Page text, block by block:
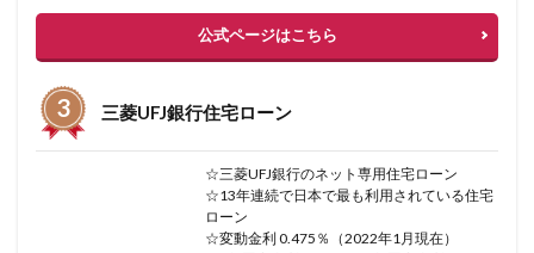
公式ページはこちら
三菱UFJ銀行住宅ローン
☆三菱UFJ銀行のネット専用住宅ローン
☆13年連続で日本で最も利用されている住宅
ローン
☆変動金利 0.475％（2022年1月現在）